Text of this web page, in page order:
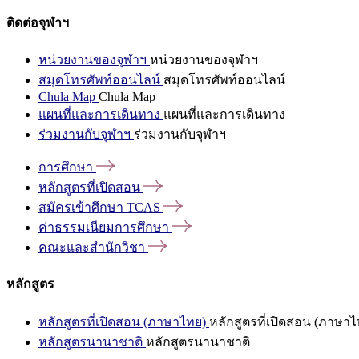
ติดต่อจุฬาฯ
หน่วยงานของจุฬาฯ หน่วยงานของจุฬาฯ
สมุดโทรศัพท์ออนไลน์ สมุดโทรศัพท์ออนไลน์
Chula Map Chula Map
แผนที่และการเดินทาง แผนที่และการเดินทาง
ร่วมงานกับจุฬาฯ ร่วมงานกับจุฬาฯ
การศึกษา
หลักสูตรที่เปิดสอน
สมัครเข้าศึกษา TCAS
ค่าธรรมเนียมการศึกษา
คณะและสำนักวิชา
หลักสูตร
หลักสูตรที่เปิดสอน (ภาษาไทย) หลักสูตรที่เปิดสอน (ภาษาไ
หลักสูตรนานาชาติ หลักสูตรนานาชาติ